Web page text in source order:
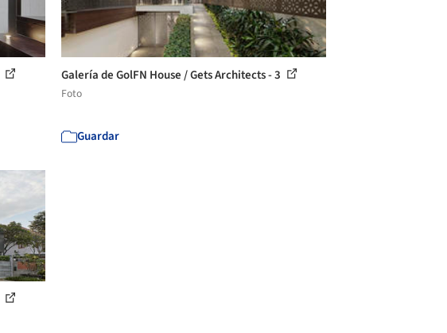
Galería de GolFN House / Gets Architects - 3
Foto
Guardar